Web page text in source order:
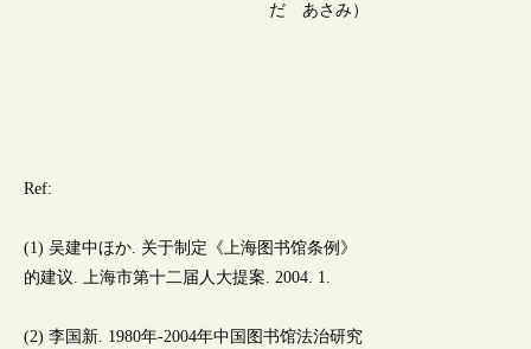
だ あさみ）
Ref:
(1) 吴建中ほか. 关于制定《上海图书馆条例》
的建议. 上海市第十二届人大提案. 2004. 1.
(2) 李国新. 1980年-2004年中国图书馆法治研究